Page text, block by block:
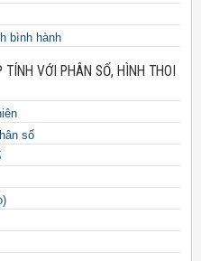
bình hành
VỚI PHÂN SỐ, HÌNH THOI
số